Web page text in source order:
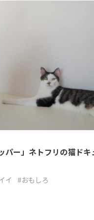
パー」ネトフリの猫ドキ
イ #おもしろ